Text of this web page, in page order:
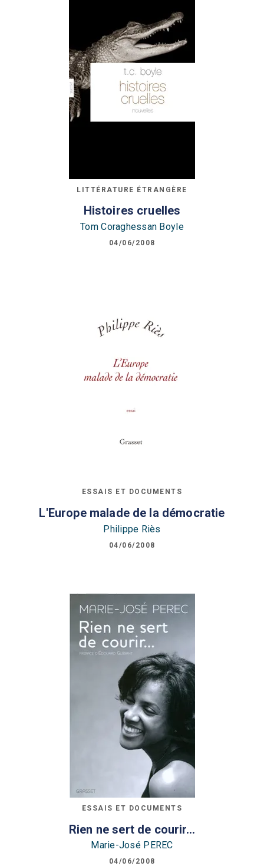
LITTÉRATURE ÉTRANGÈRE
Histoires cruelles
Tom Coraghessan Boyle
04/06/2008
ESSAIS ET DOCUMENTS
L'Europe malade de la démocratie
Philippe Riès
04/06/2008
ESSAIS ET DOCUMENTS
Rien ne sert de courir...
Marie-José PEREC
04/06/2008